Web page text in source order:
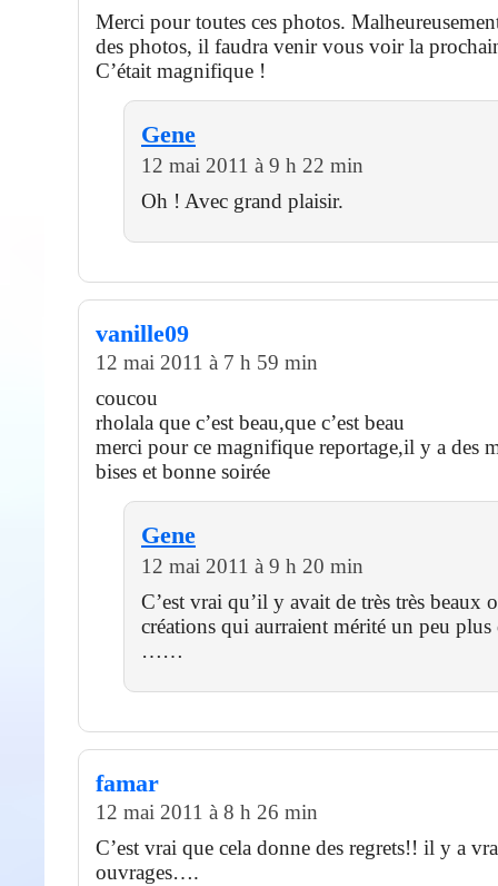
Merci pour toutes ces photos.
des photos, il faudra venir vous voir la
C’était magnifique !
Gene
12 mai 2011 à 9 h 22 min
Oh ! Avec grand plaisir.
vanille09
12 mai 2011 à 7 h 59 min
coucou
rholala que c’est beau,que c’est beau
merci pour ce magnifique reportage,il y a des
bises et bonne soirée
Gene
12 mai 2011 à 9 h 20 min
C’est vrai qu’il y avait de très très beaux
créations qui aurraient mérité un peu plus
……
famar
12 mai 2011 à 8 h 26 min
C’est vrai que cela donne des regrets!! il y a
ouvrages….